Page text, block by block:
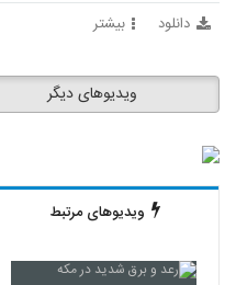
دانلود بیشتر
ویدیوهای دیگر
ویدیوهای مرتبط